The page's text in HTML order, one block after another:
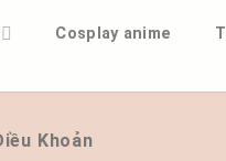
Cosplay anime
Khoản